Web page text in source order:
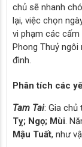
chủ sẽ nhanh
lại, việc chọn
vi phạm các
Phong Thuỷ ngôi
đình.
Phân tích các
Tam Tai: Gia chủ
Tỵ; Ngọ; Mùi.
Mậu Tuất, như